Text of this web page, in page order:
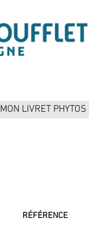
MON LIVRET PHYTOS
RÉFÉRENCE